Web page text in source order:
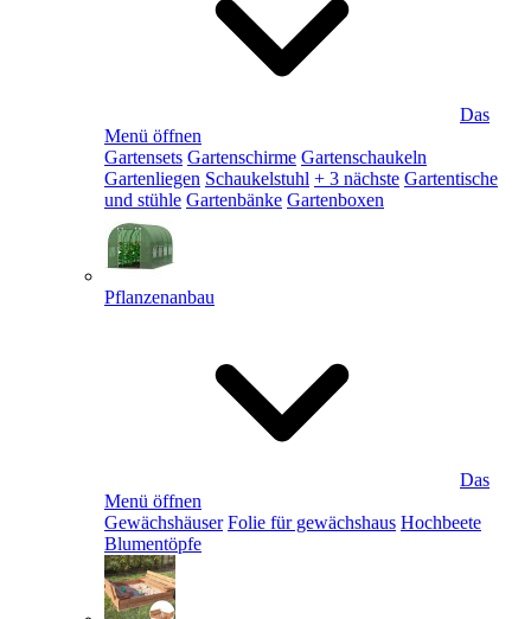
Das
Menü öffnen
Gartensets Gartenschirme Gartenschaukeln
Gartenliegen Schaukelstuhl + 3 nächste Gartentische
und stühle Gartenbänke Gartenboxen
Pflanzenanbau
Das
Menü öffnen
Gewächshäuser Folie für gewächshaus Hochbeete
Blumentöpfe